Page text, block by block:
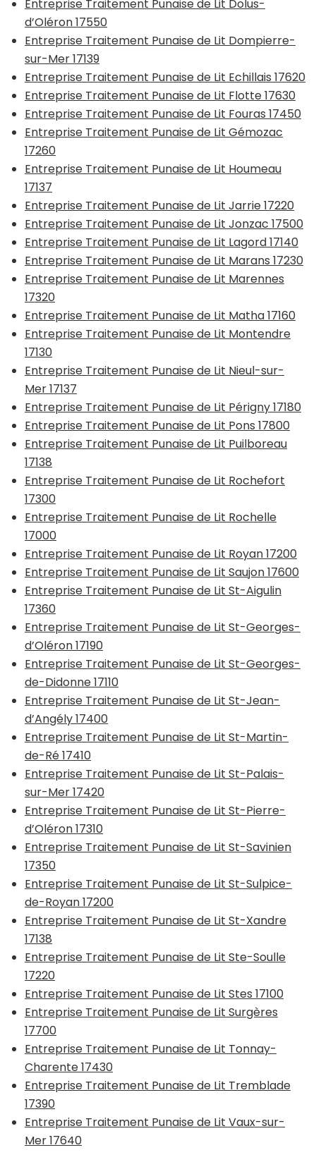
Entreprise Traitement Punaise de Lit Dolus-
d’Oléron 17550
Entreprise Traitement Punaise de Lit Dompierre-
sur-Mer 17139
Entreprise Traitement Punaise de Lit Echillais 17620
Entreprise Traitement Punaise de Lit Flotte 17630
Entreprise Traitement Punaise de Lit Fouras 17450
Entreprise Traitement Punaise de Lit Gémozac
17260
Entreprise Traitement Punaise de Lit Houmeau
17137
Entreprise Traitement Punaise de Lit Jarrie 17220
Entreprise Traitement Punaise de Lit Jonzac 17500
Entreprise Traitement Punaise de Lit Lagord 17140
Entreprise Traitement Punaise de Lit Marans 17230
Entreprise Traitement Punaise de Lit Marennes
17320
Entreprise Traitement Punaise de Lit Matha 17160
Entreprise Traitement Punaise de Lit Montendre
17130
Entreprise Traitement Punaise de Lit Nieul-sur-
Mer 17137
Entreprise Traitement Punaise de Lit Périgny 17180
Entreprise Traitement Punaise de Lit Pons 17800
Entreprise Traitement Punaise de Lit Puilboreau
17138
Entreprise Traitement Punaise de Lit Rochefort
17300
Entreprise Traitement Punaise de Lit Rochelle
17000
Entreprise Traitement Punaise de Lit Royan 17200
Entreprise Traitement Punaise de Lit Saujon 17600
Entreprise Traitement Punaise de Lit St-Aigulin
17360
Entreprise Traitement Punaise de Lit St-Georges-
d’Oléron 17190
Entreprise Traitement Punaise de Lit St-Georges-
de-Didonne 17110
Entreprise Traitement Punaise de Lit St-Jean-
d’Angély 17400
Entreprise Traitement Punaise de Lit St-Martin-
de-Ré 17410
Entreprise Traitement Punaise de Lit St-Palais-
sur-Mer 17420
Entreprise Traitement Punaise de Lit St-Pierre-
d’Oléron 17310
Entreprise Traitement Punaise de Lit St-Savinien
17350
Entreprise Traitement Punaise de Lit St-Sulpice-
de-Royan 17200
Entreprise Traitement Punaise de Lit St-Xandre
17138
Entreprise Traitement Punaise de Lit Ste-Soulle
17220
Entreprise Traitement Punaise de Lit Stes 17100
Entreprise Traitement Punaise de Lit Surgères
17700
Entreprise Traitement Punaise de Lit Tonnay-
Charente 17430
Entreprise Traitement Punaise de Lit Tremblade
17390
Entreprise Traitement Punaise de Lit Vaux-sur-
Mer 17640